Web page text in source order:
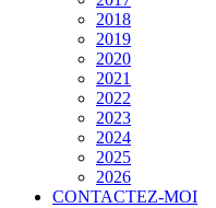
2018
2019
2020
2021
2022
2023
2024
2025
2026
CONTACTEZ-MOI